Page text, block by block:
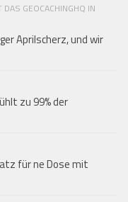
GEOCACHINGHQ IN
Aprilscherz, und wir
zu 99% der
für ne Dose mit